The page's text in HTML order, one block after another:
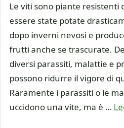
Le viti sono piante resistenti
essere state potate
dopo inverni nevosi e
frutti anche se trascurate.
diversi parassiti, malattie e
possono ridurre il vigore di
Raramente i parassiti o le
uccidono una vite, ma è …